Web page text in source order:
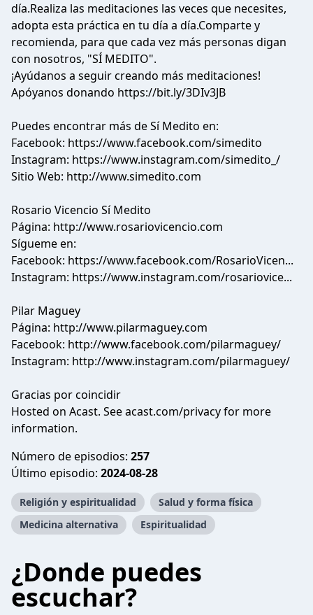
día.Realiza las meditaciones las veces que necesites,
adopta esta práctica en tu día a día.Comparte y
recomienda, para que cada vez más personas digan
con nosotros, "SÍ MEDITO".
¡Ayúdanos a seguir creando más meditaciones!
Apóyanos donando https://bit.ly/3DIv3JB
Puedes encontrar más de Sí Medito en:
Facebook: https://www.facebook.com/simedito
Instagram: https://www.instagram.com/simedito_/
Sitio Web: http://www.simedito.com
Rosario Vicencio Sí Medito
Página: http://www.rosariovicencio.com
Sígueme en:
Facebook: https://www.facebook.com/RosarioVicen...
Instagram: https://www.instagram.com/rosariovice...
Pilar Maguey
Página: http://www.pilarmaguey.com
Facebook: http://www.facebook.com/pilarmaguey/
Instagram: http://www.instagram.com/pilarmaguey/
Gracias por coincidir
Hosted on Acast. Seeacast.com/privacyfor more
information.
Número de episodios: 257
Último episodio: 2024-08-28
Religión y espiritualidad
Salud y forma física
Medicina alternativa
Espiritualidad
¿Donde puedes
escuchar?